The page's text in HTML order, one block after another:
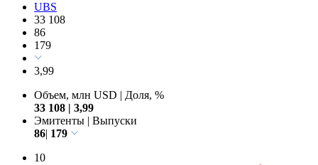
UBS
33 108
86
179
3,99
Объем, млн USD
Доля, %
33 108
3,99
Эмитенты
Выпуски
86 179
10